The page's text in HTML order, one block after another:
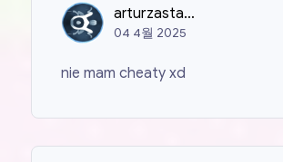
arturzastawny01
04 4월 2025
nie mam cheaty xd